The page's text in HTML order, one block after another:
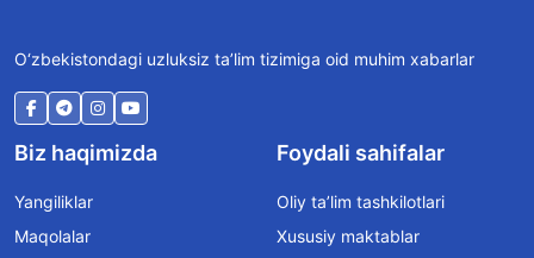
O‘zbekistondagi uzluksiz ta’lim tizimiga oid muhim xabarlar
Biz haqimizda
Yangiliklar
Maqolalar
Foydali sahifalar
Oliy ta’lim tashkilotlari
Xususiy maktablar